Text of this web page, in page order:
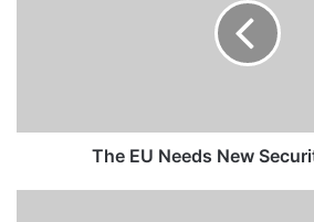
The EU Needs New